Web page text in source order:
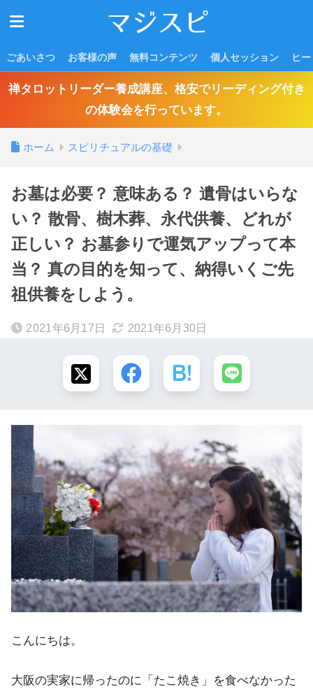
ごあいさつ お客様の声 無料コンテンツ 個人セッション ヒ
禅タロットリーダー養成講座、格安でリーディング付き
の体験会を行っています。
ホーム スピリチュアルの基礎
お墓は必要？ 意味ある？ 遺骨はいらな
い？ 散骨、樹木葬、永代供養、どれが
正しい？ お墓参りで運気アップって本
当？ 真の目的を知って、納得いくご先
祖供養をしよう。
2021年6月17日 2021年6月30日
こんにちは。
大阪の実家に帰ったのに「たこ焼き」を食べなかった